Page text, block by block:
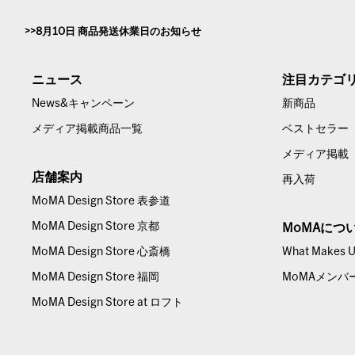
8月10日 商品発送休業日のお知らせ
ニュース
News&キャンペーン
メディア掲載商品一覧
店舗案内
MoMA Design Store 表参道
MoMA Design Store 京都
MoMA Design Store 心斎橋
MoMA Design Store 福岡
MoMA Design Store at ロフト
注目カテゴ
新商品
ベストセラー
メディア掲載
再入荷
MoMAにつ
What Makes
MoMAメンバ